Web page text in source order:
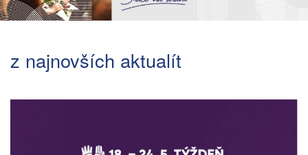
z najnovších aktualít